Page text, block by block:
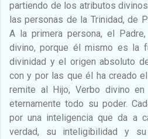
partiendo de los atributos
las personas de la Trinidad, de
A la primera persona, el
divino, porque él mismo es la
divinidad y el origen absoluto
con y por las que él ha creado
remite al Hijo, Verbo divino
eternamente todo su poder.
por una inteligencia que da a
verdad, su inteligibilidad y